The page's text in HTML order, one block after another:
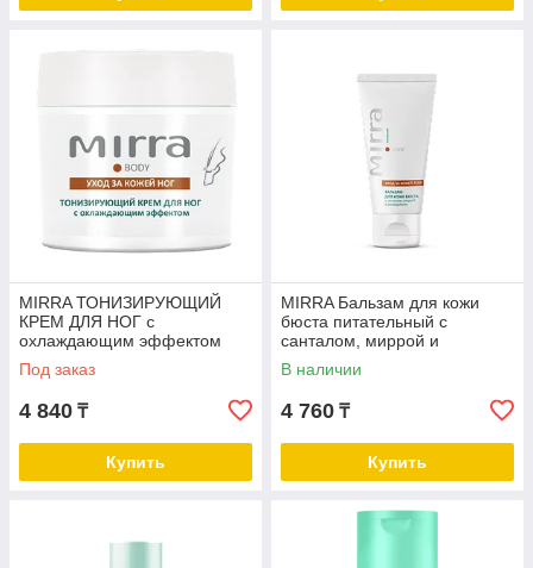
MIRRA ТОНИЗИРУЮЩИЙ
КРЕМ ДЛЯ НОГ с
охлаждающим эффектом
Под заказ
4 840 ₸
Купить
MIRRA Бальзам для кожи
бюста питательный с
санталом, миррой и
розмарином, туба 50 мл
В наличии
4 760 ₸
Купить